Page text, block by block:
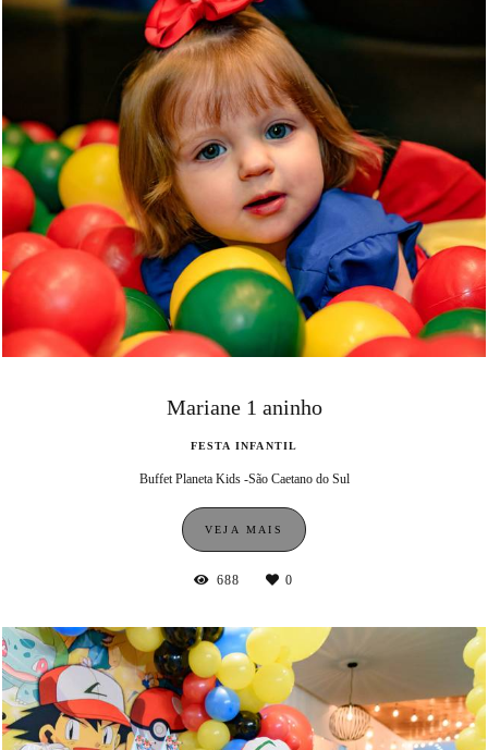
Mariane 1 aninho
FESTA INFANTIL
Buffet Planeta Kids -São Caetano do Sul
VEJA MAIS
688 0